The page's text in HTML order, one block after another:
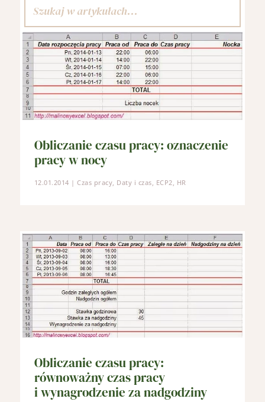
Obliczanie czasu pracy: oznaczenie
pracy w nocy
12.01.2014 |Czas pracy Daty i czas ECP2 HR
Obliczanie czasu pracy:
równoważny czas pracy
i wynagrodzenie za nadgodziny